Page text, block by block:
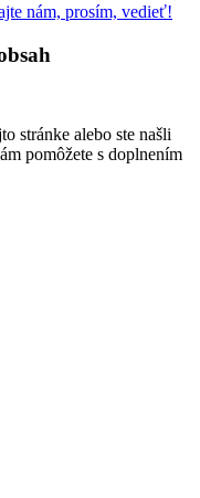
nám, prosím, vedieť!
stránke alebo ste našli
pomôžete s doplnením